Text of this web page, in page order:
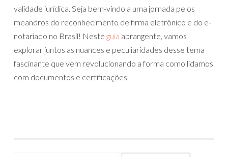
validade jurídica. Seja bem-vindo a uma jornada pelos
meandros do reconhecimento de firma eletrônico e do e-
notariado no Brasil! Neste guia abrangente, vamos
explorar juntos as nuances e peculiaridades desse tema
fascinante que vem revolucionando a forma como lidamos
com documentos e certificações.